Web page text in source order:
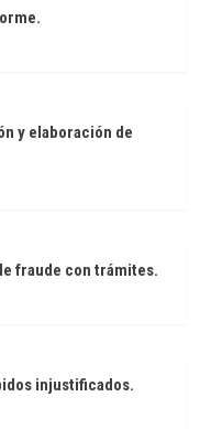
y elaboración de
fraude con trámites.
injustificados.